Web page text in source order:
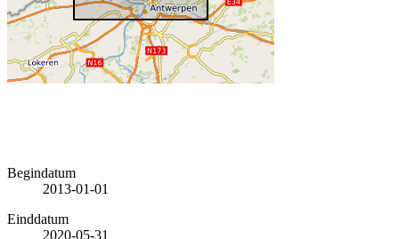
Begindatum
2013-01-01
Einddatum
2020-05-31